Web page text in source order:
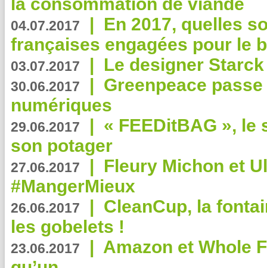
04.07.2017 | En 2017, quelles
françaises engagées pour le
03.07.2017 | Le designer
30.06.2017 | Greenpeace
numériques
29.06.2017 | « FEEDitBAG », le
son potager
27.06.2017 | Fleury Michon et
#MangerMieux
26.06.2017 | CleanCup, la
les gobelets !
23.06.2017 | Amazon et Whole